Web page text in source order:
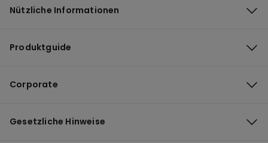
Nützliche Informationen
Produktguide
Corporate
Gesetzliche Hinweise